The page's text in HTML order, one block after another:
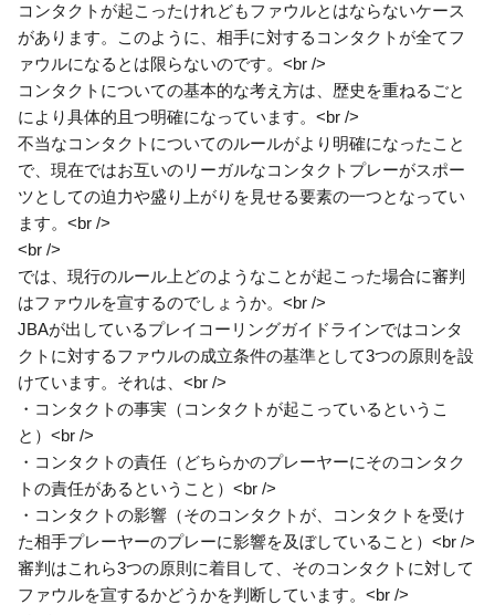
コンタクトが起こったけれどもファウルとはならないケース
があります。このように、相手に対するコンタクトが全てフ
ァウルになるとは限らないのです。<br />
コンタクトについての基本的な考え方は、歴史を重ねるごと
により具体的且つ明確になっています。<br />
不当なコンタクトについてのルールがより明確になったこと
で、現在ではお互いのリーガルなコンタクトプレーがスポー
ツとしての迫力や盛り上がりを見せる要素の一つとなってい
ます。<br />
<br />
では、現行のルール上どのようなことが起こった場合に審判
はファウルを宣するのでしょうか。<br />
JBAが出しているプレイコーリングガイドラインではコンタ
クトに対するファウルの成立条件の基準として3つの原則を設
けています。それは、<br />
・コンタクトの事実（コンタクトが起こっているというこ
と）<br />
・コンタクトの責任（どちらかのプレーヤーにそのコンタク
トの責任があるということ）<br />
・コンタクトの影響（そのコンタクトが、コンタクトを受け
た相手プレーヤーのプレーに影響を及ぼしていること）<br />
審判はこれら3つの原則に着目して、そのコンタクトに対して
ファウルを宣するかどうかを判断しています。<br />